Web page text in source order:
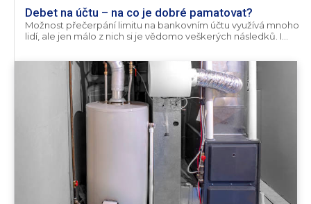
Debet na účtu – na co je dobré pamatovat?
Možnost přečerpání limitu na bankovním účtu využívá mnoho
lidí, ale jen málo z nich si je vědomo veškerých následků. I...